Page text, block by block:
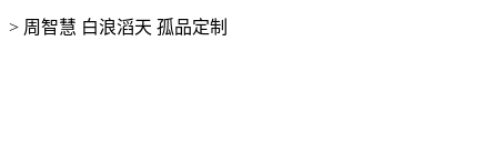
> 周智慧 白浪滔天 孤品定制